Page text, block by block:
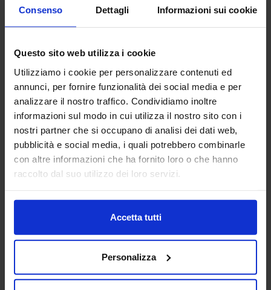
Consenso Dettagli Informazioni sui cookie
Questo sito web utilizza i cookie
Utilizziamo i cookie per personalizzare contenuti ed
annunci, per fornire funzionalità dei social media e per
analizzare il nostro traffico. Condividiamo inoltre
informazioni sul modo in cui utilizza il nostro sito con i
nostri partner che si occupano di analisi dei dati web,
pubblicità e social media, i quali potrebbero combinarle
con altre informazioni che ha fornito loro o che hanno
raccolto dal suo utilizzo dei loro servizi.
Accetta tutti
Personalizza
Tovaglia Stampata Lily
16,90
Da 12,00
Colori disponibili
Bianco